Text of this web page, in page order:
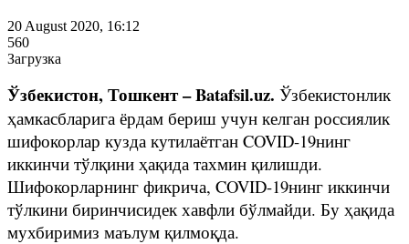
20 August 2020, 16:12
560
Загрузка
Ўзбекистон, Тошкент – Batafsil.uz. Ўзбекистонлик
ҳамкасбларига ёрдам бериш учун келган россиялик
шифокорлар кузда кутилаётган COVID-19нинг
иккинчи тўлқини ҳақида тахмин қилишди.
Шифокорларнинг фикрича, COVID-19нинг иккинчи
тўлкини биринчисидек хавфли бўлмайди. Бу ҳақида
мухбиримиз маълум қилмоқда.